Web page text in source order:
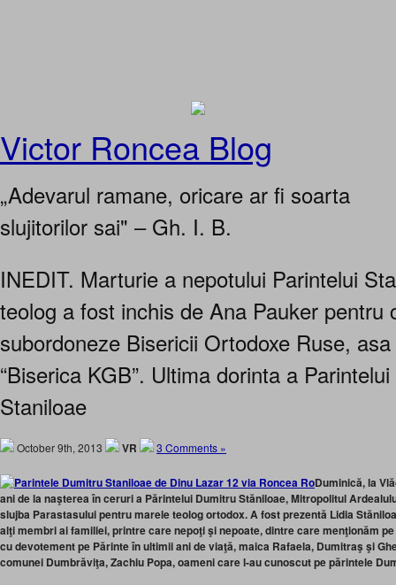
Victor Roncea Blog
„Adevarul ramane, oricare ar fi soarta
slujitorilor sai" – Gh. I. B.
INEDIT. Marturie a nepotului Parintelui
teolog a fost inchis de Ana Pauker pentru
subordoneze Bisericii Ortodoxe Ruse,
“Biserica KGB”. Ultima dorinta a
Staniloae
October 9th, 2013 VR 3 Comments »
Duminică, la
ani de la naşterea în ceruri a Părintelui Dumitru Stăniloae, Mitropolitul
slujba Parastasului pentru marele teolog ortodox. A fost prezentă Lidia
alţi membri ai familiei, printre care nepoţi şi nepoate, dintre care menţionăm
cu devotement pe Părinte în ultimii ani de viaţă, maica Rafaela, Dumitraş şi
comunei Dumbrăviţa, Zachiu Popa, oameni care l-au cunoscut pe părintele